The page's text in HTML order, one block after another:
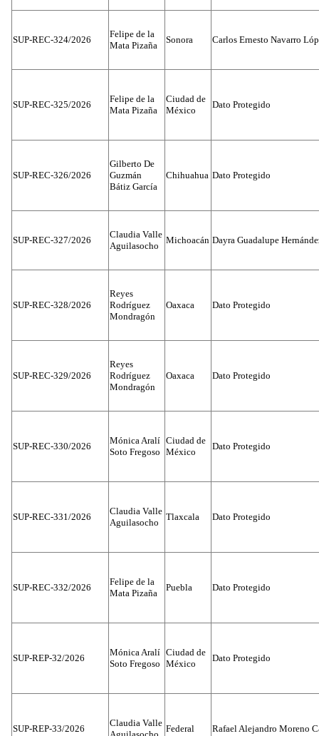
SUP-REC-324/2026
Felipe de la
Mata Pizaña
Sonora Carlos Ernesto Navarro
SUP-REC-325/2026
Felipe de la
Mata Pizaña
Ciudad de
México
Dato Protegido
SUP-REC-326/2026
Gilberto De
Guzmán
Bátiz García
Chihuahua Dato Protegido
SUP-REC-327/2026
Claudia Valle
Aguilasocho
Michoacán Dayra Guadalupe
SUP-REC-328/2026
Reyes
Rodríguez
Mondragón
Oaxaca Dato Protegido
SUP-REC-329/2026
Reyes
Rodríguez
Mondragón
Oaxaca Dato Protegido
SUP-REC-330/2026
Mónica Aralí
Soto Fregoso
Ciudad de
México
Dato Protegido
SUP-REC-331/2026
Claudia Valle
Aguilasocho
Tlaxcala Dato Protegido
SUP-REC-332/2026
Felipe de la
Mata Pizaña
Puebla Dato Protegido
SUP-REP-32/2026
Mónica Aralí
Soto Fregoso
Ciudad de
México
Dato Protegido
SUP-REP-33/2026
Claudia Valle
Federal Rafael Alejandro Moreno